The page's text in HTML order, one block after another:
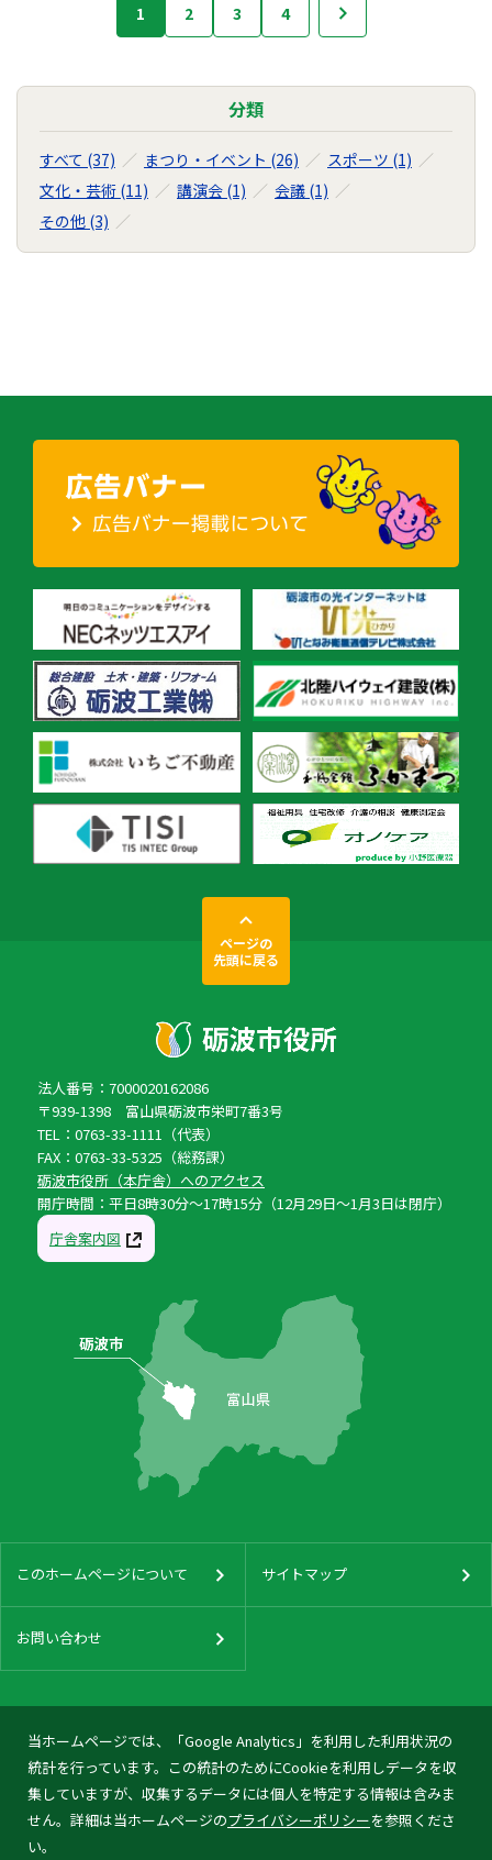
ン
ー
1 2 3 4
分類
すべて (37) まつり・イベント (26)
スポーツ (1)
文化・芸術 (11)
講演会 (1)
会議 (1)
その他 (3)
当ホームページでは、「Google Analytics」を利用した利用状況の
統計を行っています。この統計のためにCookieを利用しデータを収
集していますが、収集するデータには個人を特定する情報は含みま
せん。詳細は当ホームページのプライバシーポリシーを参照くださ
い。
ページの
先頭に戻る
法人番号：7000020162086
〒939-1398 富山県砺波市栄町7番3号
TEL：0763-33-1111（代表）
FAX：0763-33-5325（総務課）
砺波市役所（本庁舎）へのアクセス
開庁時間：平日8時30分〜17時15分（12月29日〜1月3日は閉庁）
庁舎案内図
このホームページについて サイトマップ
お問い合わせ